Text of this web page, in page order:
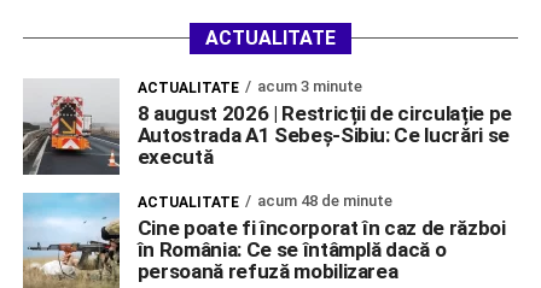
ACTUALITATE
ACTUALITATE acum 3 minute
8 august 2026 | Restricții de circulație pe
Autostrada A1 Sebeș-Sibiu: Ce lucrări se
execută
ACTUALITATE acum 48 de minute
Cine poate fi încorporat în caz de război
în România: Ce se întâmplă dacă o
persoană refuză mobilizarea